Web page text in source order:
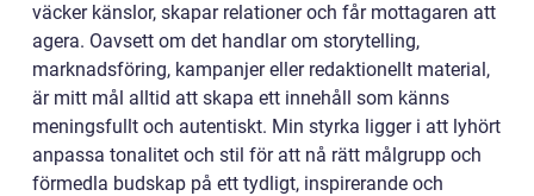
väcker känslor, skapar relationer och får mottagaren att
agera. Oavsett om det handlar om storytelling,
marknadsföring, kampanjer eller redaktionellt material,
är mitt mål alltid att skapa ett innehåll som känns
meningsfullt och autentiskt. Min styrka ligger i att lyhört
anpassa tonalitet och stil för att nå rätt målgrupp och
förmedla budskap på ett tydligt, inspirerande och